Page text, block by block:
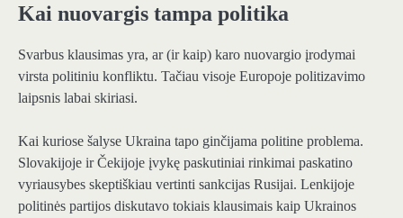
Kai nuovargis tampa politika
Svarbus klausimas yra, ar (ir kaip) karo nuovargio įrodymai
virsta politiniu konfliktu. Tačiau visoje Europoje politizavimo
laipsnis labai skiriasi.
Kai kuriose šalyse Ukraina tapo ginčijama politine problema.
Slovakijoje ir Čekijoje įvykę paskutiniai rinkimai paskatino
vyriausybes skeptiškiau vertinti sankcijas Rusijai. Lenkijoje
politinės partijos diskutavo tokiais klausimais kaip Ukrainos